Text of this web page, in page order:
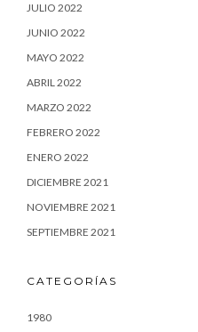
JULIO 2022
JUNIO 2022
MAYO 2022
ABRIL 2022
MARZO 2022
FEBRERO 2022
ENERO 2022
DICIEMBRE 2021
NOVIEMBRE 2021
SEPTIEMBRE 2021
CATEGORÍAS
1980